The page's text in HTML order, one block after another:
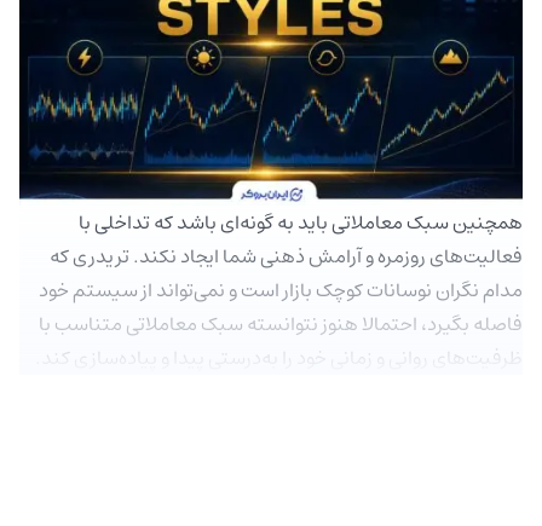
همچنین سبک معاملاتی باید به گونه‌ای باشد که تداخلی با
فعالیت‌های روزمره و آرامش ذهنی شما ایجاد نکند. تریدری که
مدام نگران نوسانات کوچک بازار است و نمی‌تواند از سیستم خود
فاصله بگیرد، احتمالا هنوز نتوانسته سبک معاملاتی متناسب با
ظرفیت‌های روانی و زمانی خود را به‌درستی پیدا و پیاده‌سازی کند.